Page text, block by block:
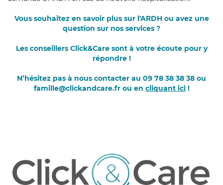
Vous souhaitez en savoir plus sur l'ARDH ou avez une
question sur nos services ?
Les conseillers Click&Care sont à votre écoute pour y
répondre !
N’hésitez pas à nous contacter au 09 78 38 38 38 ou
famille@clickandcare.fr ou en cliquant ici !